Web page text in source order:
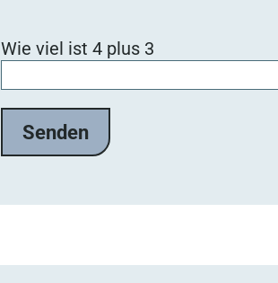
i
d
Wie viel ist 4 plus 3